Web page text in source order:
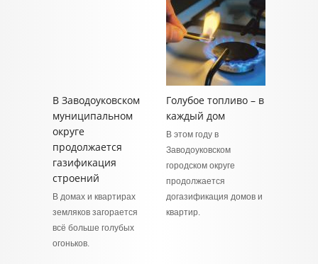
В Заводоуковском
муниципальном
округе
продолжается
газификация
строений
В домах и квартирах
земляков загорается
всё больше голубых
огоньков.
Голубое топливо – в
каждый дом
В этом году в
Заводоуковском
городском округе
продолжается
догазификация домов и
квартир.